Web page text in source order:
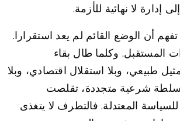
إدارة لا نهائية للأزمة.
أن الوضع القائم لم يعد استقرارا.
المستقبل. وكلما طال بقاء
طبيعي، وبلا استقلال اقتصادي، وبلا
سلطة شرعية متجددة، تقلصت
للسياسة المعتدلة. فالتطرف لا يتغذى